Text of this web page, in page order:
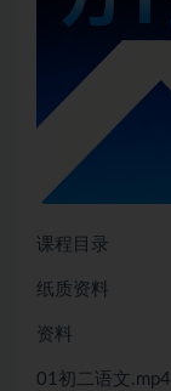
课程目录
纸质资料
资料
01初二语文.mp4